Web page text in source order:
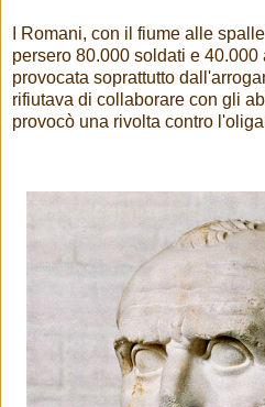
I Romani, con il fiume alle
persero 80.000 soldati e
provocata soprattutto
rifiutava di collaborare con gli
provocò una rivolta contro